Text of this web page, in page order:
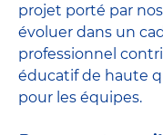
projet porté par nos
évoluer dans un
professionnel
éducatif de haute
pour les équipes.